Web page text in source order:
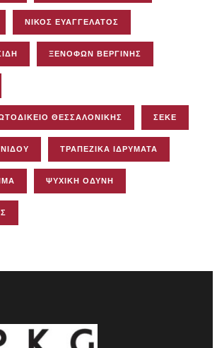
ΝΊΚΟΣ ΕΥΑΓΓΕΛΆΤΟΣ
ΞΕΝΟΦΏΝ ΒΕΡΓΊΝΗΣ
ΘΕΣΣΑΛΟΝΊΚΗΣ ΣΕΚΕ
ΤΡΑΠΕΖΙΚΆ ΙΔΡΎΜΑΤΑ
ΨΥΧΙΚΉ ΟΔΎΝΗ